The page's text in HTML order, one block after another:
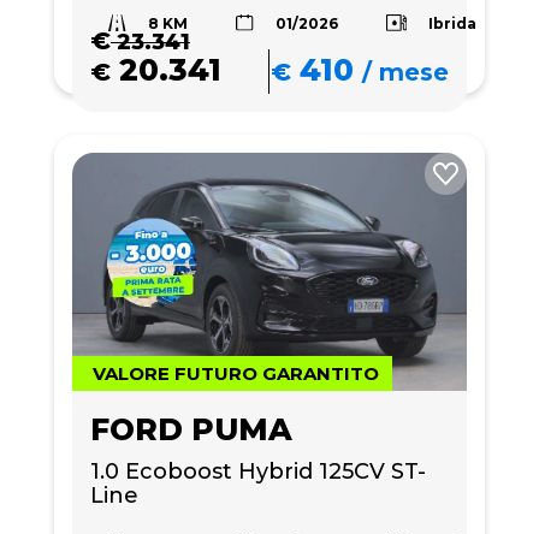
8 KM 01/2026 Ibrida
€23.341
€ 20.341 € 410 /mese
VALORE FUTURO GARANTITO
FORD PUMA
1.0 Ecoboost Hybrid 125CV ST-
Line